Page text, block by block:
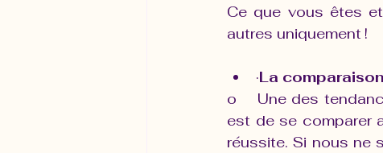
Ce que vous êtes
autres uniquement !
·La
o    Une des
est de se comparer
réussite. Si nous ne